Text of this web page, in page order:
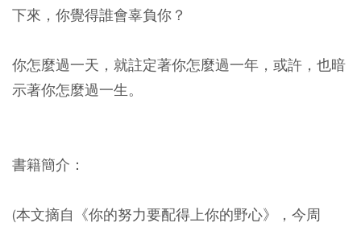
下來，你覺得誰會辜負你？
你怎麼過一天，就註定著你怎麼過一年，或許，也暗
示著你怎麼過一生。
書籍簡介：
(本文摘自《你的努力要配得上你的野心》，今周